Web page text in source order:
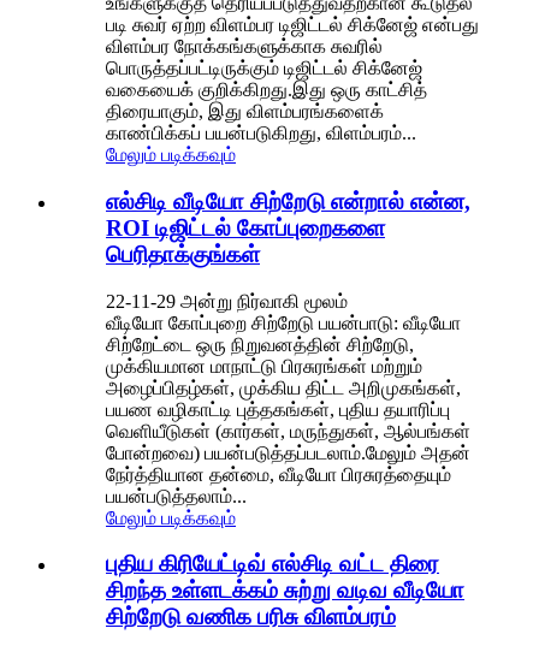
படி சுவர் ஏற்ற விளம்பர டிஜிட்டல் சிக்னேஜ் என்பது
விளம்பர நோக்கங்களுக்காக சுவரில்
பொருத்தப்பட்டிருக்கும் டிஜிட்டல் சிக்னேஜ்
வகையைக் குறிக்கிறது.இது ஒரு காட்சித்
திரையாகும், இது விளம்பரங்களைக்
காண்பிக்கப் பயன்படுகிறது, விளம்பரம்...
மேலும் படிக்கவும்
எல்சிடி வீடியோ சிற்றேடு என்றால் என்ன,
ROI டிஜிட்டல் கோப்புறைகளை
பெரிதாக்குங்கள்
22-11-29 அன்று நிர்வாகி மூலம்
வீடியோ கோப்புறை சிற்றேடு பயன்பாடு: வீடியோ
சிற்றேட்டை ஒரு நிறுவனத்தின் சிற்றேடு,
முக்கியமான மாநாட்டு பிரசுரங்கள் மற்றும்
அழைப்பிதழ்கள், முக்கிய திட்ட அறிமுகங்கள்,
பயண வழிகாட்டி புத்தகங்கள், புதிய தயாரிப்பு
வெளியீடுகள் (கார்கள், மருந்துகள், ஆல்பங்கள்
போன்றவை) பயன்படுத்தப்படலாம்.மேலும் அதன்
நேர்த்தியான தன்மை, வீடியோ பிரசுரத்தையும்
பயன்படுத்தலாம்...
மேலும் படிக்கவும்
புதிய கிரியேட்டிவ் எல்சிடி வட்ட திரை
சிறந்த உள்ளடக்கம் சுற்று வடிவ வீடியோ
சிற்றேடு வணிக பரிசு விளம்பரம்